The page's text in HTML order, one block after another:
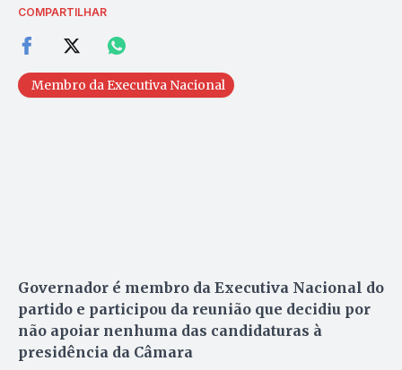
COMPARTILHAR
Membro da Executiva Nacional
Governador é membro da Executiva Nacional do
partido e participou da reunião que decidiu por
não apoiar nenhuma das candidaturas à
presidência da Câmara